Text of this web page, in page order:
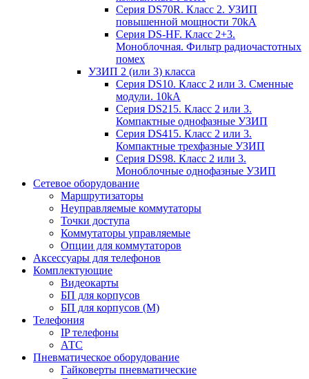
Серия DS70R. Класс 2. УЗИП
повышенной мощности 70kA
Серия DS-HF. Класс 2+3.
Моноблочная. Фильтр радиочастотных
помех
УЗИП 2 (или 3) класса
Серия DS10. Класс 2 или 3. Сменные
модули. 10kA
Серия DS215. Класс 2 или 3.
Компактные однофазные УЗИП
Серия DS415. Класс 2 или 3.
Компактные трехфазные УЗИП
Серия DS98. Класс 2 или 3.
Моноблочные однофазные УЗИП
Сетевое оборудование
Маршрутизаторы
Неуправляемые коммутаторы
Точки доступа
Коммутаторы управляемые
Опции для коммутаторов
Аксессуары для телефонов
Комплектующие
Видеокарты
БП для корпусов
БП для корпусов (М)
Телефония
IP телефоны
АТС
Пневматическое оборудование
Гайковерты пневматические